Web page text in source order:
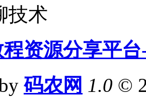
技术
资源分享平
码农网 1.0 ©